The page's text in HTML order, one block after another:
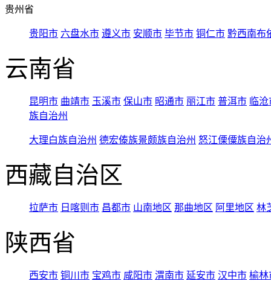
贵州省
贵阳市 六盘水市 遵义市 安顺市 毕节市 铜仁市 黔西南布
云南省
昆明市 曲靖市 玉溪市 保山市 昭通市 丽江市 普洱市 临
族自治州
大理白族自治州 德宏傣族景颇族自治州 怒江傈僳族自治
西藏自治区
拉萨市 日喀则市 昌都市 山南地区 那曲地区 阿里地区 林
陕西省
西安市 铜川市 宝鸡市 咸阳市 渭南市 延安市 汉中市 榆林